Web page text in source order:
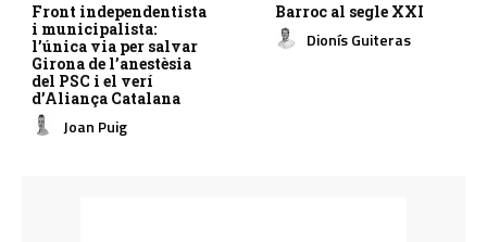
Front independentista
i municipalista:
l’única via per salvar
Girona de l’anestèsia
del PSC i el verí
d’Aliança Catalana
Joan Puig
Barroc al segle XXI
Dionís Guiteras